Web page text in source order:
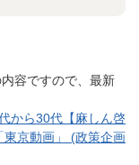
容ですので、最新
から30代【麻しん啓
京動画」 (政策企画